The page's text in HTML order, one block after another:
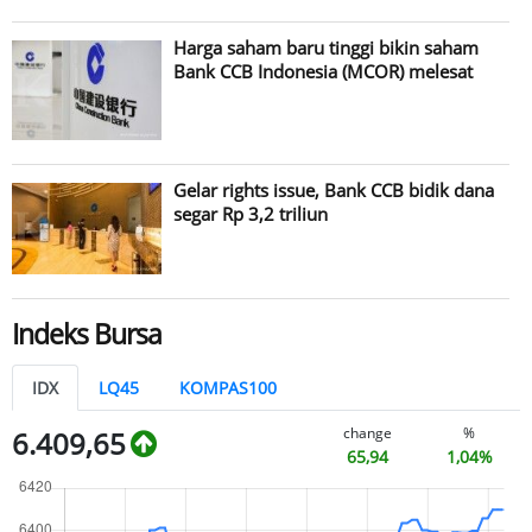
Harga saham baru tinggi bikin saham
Bank CCB Indonesia (MCOR) melesat
Gelar rights issue, Bank CCB bidik dana
segar Rp 3,2 triliun
Indeks Bursa
IDX LQ45 KOMPAS100
6.409,65 change
65,94
%
1,04%